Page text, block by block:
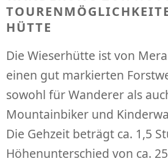
HÜTTE
Die Wieserhütte ist von
einen gut markierten
sowohl für Wanderer als
Mountainbiker und
Die Gehzeit beträgt ca. 1,5
Höhenunterschied von ca.